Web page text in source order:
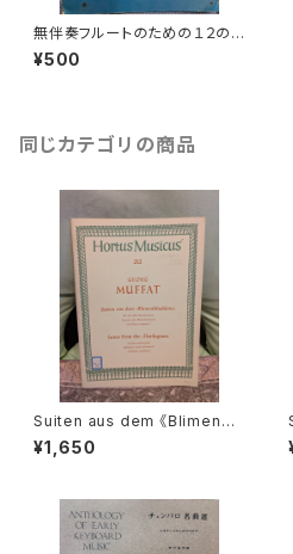
無伴奏フルートのための１２のフ
ァンタジー ベーレンライター原
典版【著者：G.Ph.テレマン】出
¥500
同じカテゴリの商品
Suiten aus dem 《Blimenbü
schlein》【著者：MUFFAT】出
版社：BÄRENREITER KASSEL
¥1,650